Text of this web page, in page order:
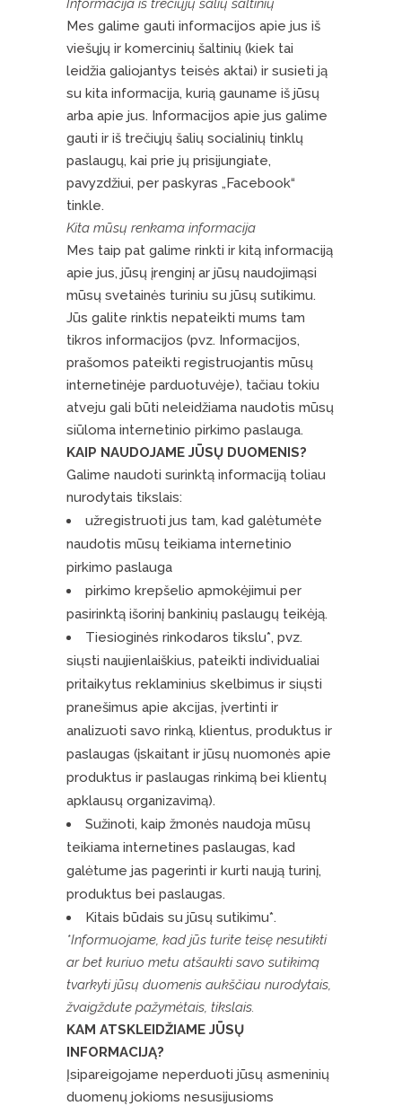
Informacija iš trečiųjų šalių šaltinių
Mes galime gauti informacijos apie jus iš
viešųjų ir komercinių šaltinių (kiek tai
leidžia galiojantys teisės aktai) ir susieti ją
su kita informacija, kurią gauname iš jūsų
arba apie jus. Informacijos apie jus galime
gauti ir iš trečiųjų šalių socialinių tinklų
paslaugų, kai prie jų prisijungiate,
pavyzdžiui, per paskyras „Facebook“
tinkle.
Kita mūsų renkama informacija
Mes taip pat galime rinkti ir kitą informaciją
apie jus, jūsų įrenginį ar jūsų naudojimąsi
mūsų svetainės turiniu su jūsų sutikimu.
Jūs galite rinktis nepateikti mums tam
tikros informacijos (pvz. Informacijos,
prašomos pateikti registruojantis mūsų
internetinėje parduotuvėje), tačiau tokiu
atveju gali būti neleidžiama naudotis mūsų
siūloma internetinio pirkimo paslauga.
KAIP NAUDOJAME JŪSŲ DUOMENIS?
Galime naudoti surinktą informaciją toliau
nurodytais tikslais:
užregistruoti jus tam, kad galėtumėte
naudotis mūsų teikiama internetinio
pirkimo paslauga
pirkimo krepšelio apmokėjimui per
pasirinktą išorinį bankinių paslaugų teikėją.
Tiesioginės rinkodaros tikslu*, pvz.
siųsti naujienlaiškius, pateikti individualiai
pritaikytus reklaminius skelbimus ir siųsti
pranešimus apie akcijas, įvertinti ir
analizuoti savo rinką, klientus, produktus ir
paslaugas (įskaitant ir jūsų nuomonės apie
produktus ir paslaugas rinkimą bei klientų
apklausų organizavimą).
Sužinoti, kaip žmonės naudoja mūsų
teikiama internetines paslaugas, kad
galėtume jas pagerinti ir kurti naują turinį,
produktus bei paslaugas.
Kitais būdais su jūsų sutikimu*.
*Informuojame, kad jūs turite teisę nesutikti
ar bet kuriuo metu atšaukti savo sutikimą
tvarkyti jūsų duomenis aukščiau nurodytais,
žvaigždute pažymėtais, tikslais.
KAM ATSKLEIDŽIAME JŪSŲ
INFORMACIJĄ?
Įsipareigojame neperduoti jūsų asmeninių
duomenų jokioms nesusijusioms